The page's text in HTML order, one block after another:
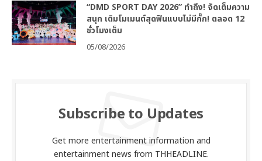
“DMD SPORT DAY 2026” ทำถึง! จัดเต็มความ
สนุก เติมโมเมนต์สุดฟินแบบไม่มีกั๊ก! ตลอด 12
ชั่วโมงเต็ม
05/08/2026
Subscribe to Updates
Get more entertainment information and
entertainment news from THHEADLINE.